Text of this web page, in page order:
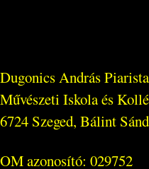
Dugonics András
Művészeti Iskola és
6724 Szeged, Bálint
OM azonosító: 029752